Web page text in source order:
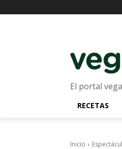
El portal
RECETAS
Inicio